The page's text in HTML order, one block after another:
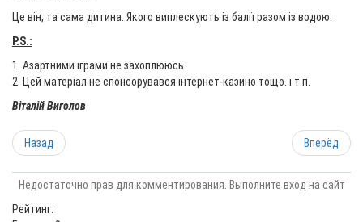
Це він, та сама дитина. Якого виплескують із балії разом із водою.
P.S.:
1. Азартними іграми не захоплююсь.
2. Цей матеріал не спонсорувався інтернет-казино тощо. і т.п.
Віталій Виголов
Назад Вперёд
Недостаточно прав для комментирования. Выполните вход на сайт
Рейтинг: